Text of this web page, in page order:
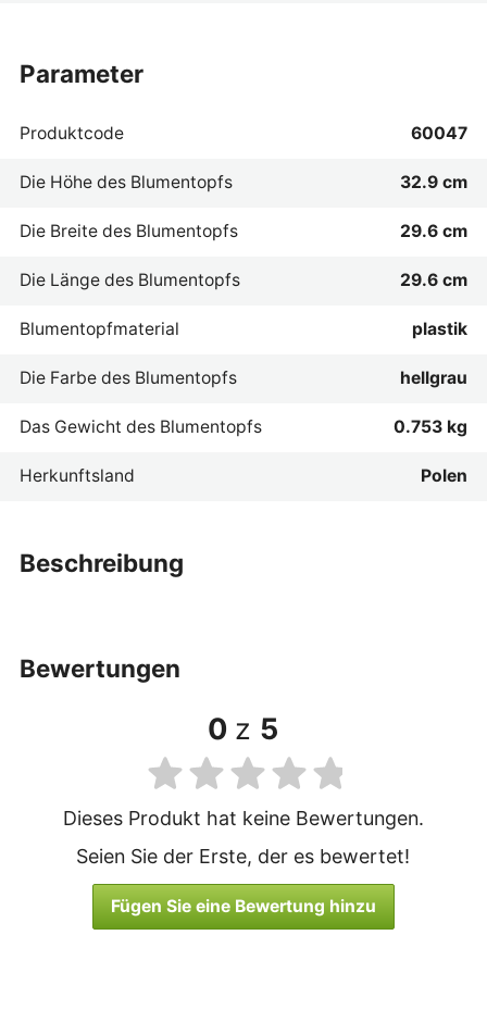
beschreibung
parameter
Produktcode 60047
Die Höhe des Blumentopfs 32.9 cm
Die Breite des Blumentopfs 29.6 cm
Die Länge des Blumentopfs 29.6 cm
Blumentopfmaterial plastik
Die Farbe des Blumentopfs hellgrau
Das Gewicht des Blumentopfs 0.753 kg
Herkunftsland Polen
bewertungen
0 z 5
Dieses Produkt hat keine Bewertungen.
Seien Sie der Erste, der es bewertet!
Fügen Sie eine Bewertung hinzu